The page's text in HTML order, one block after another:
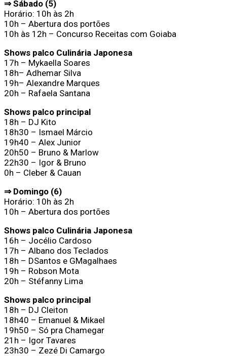
⇒ Sábado (5)
Horário: 10h às 2h
10h – Abertura dos portões
10h às 12h – Concurso Receitas com Goiaba
Shows palco Culinária Japonesa
17h – Mykaella Soares
18h– Adhemar Silva
19h– Alexandre Marques
20h – Rafaela Santana
Shows palco principal
18h – DJ Kito
18h30 – Ismael Márcio
19h40 – Alex Junior
20h50 – Bruno & Marlow
22h30 – Igor & Bruno
0h – Cleber & Cauan
⇒ Domingo (6)
Horário: 10h às 2h
10h – Abertura dos portões
Shows palco Culinária Japonesa
16h – Jocélio Cardoso
17h – Albano dos Teclados
18h – DSantos e GMagalhaes
19h – Robson Mota
20h – Stéfanny Lima
Shows palco principal
18h – DJ Cleiton
18h40 – Emanuel & Mikael
19h50 – Só pra Chamegar
21h – Igor Tavares
23h30 – Zezé Di Camargo